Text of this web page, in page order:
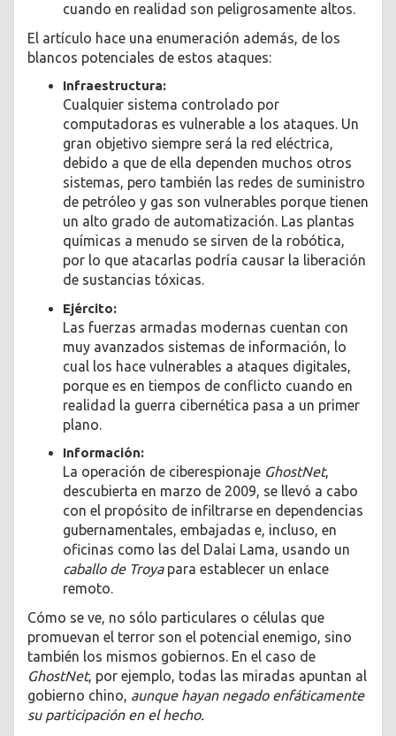
cuando en realidad son peligrosamente altos.
El artículo hace una enumeración además, de los
blancos potenciales de estos ataques:
Infraestructura:
Cualquier sistema controlado por
computadoras es vulnerable a los ataques. Un
gran objetivo siempre será la red eléctrica,
debido a que de ella dependen muchos otros
sistemas, pero también las redes de suministro
de petróleo y gas son vulnerables porque tienen
un alto grado de automatización. Las plantas
químicas a menudo se sirven de la robótica,
por lo que atacarlas podría causar la liberación
de sustancias tóxicas.
Ejército:
Las fuerzas armadas modernas cuentan con
muy avanzados sistemas de información, lo
cual los hace vulnerables a ataques digitales,
porque es en tiempos de conflicto cuando en
realidad la guerra cibernética pasa a un primer
plano.
Información:
La operación de ciberespionaje GhostNet,
descubierta en marzo de 2009, se llevó a cabo
con el propósito de infiltrarse en dependencias
gubernamentales, embajadas e, incluso, en
oficinas como las del Dalai Lama, usando un
caballo de Troyapara establecer un enlace
remoto.
Cómo se ve, no sólo particulares o células que
promuevan el terror son el potencial enemigo, sino
también los mismos gobiernos. En el caso de
GhostNet, por ejemplo, todas las miradas apuntan al
gobierno chino, aunque hayan negado enfáticamente
su participación en el hecho.